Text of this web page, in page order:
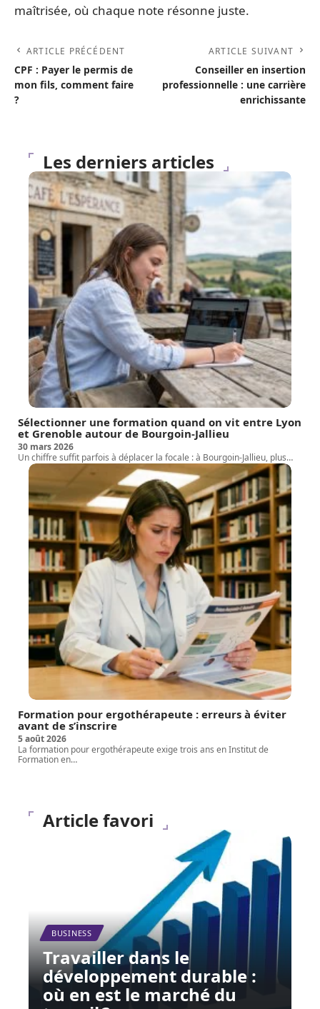
maîtrisée, où chaque note résonne juste.
ARTICLE PRÉCÉDENT
CPF : Payer le permis de
mon fils, comment faire
?
ARTICLE SUIVANT
Conseiller en insertion
professionnelle : une carrière
enrichissante
Les derniers articles
Sélectionner une formation quand on vit entre Lyon
et Grenoble autour de Bourgoin-Jallieu
30 mars 2026
Un chiffre suffit parfois à déplacer la focale : à Bourgoin-Jallieu, plus…
Formation pour ergothérapeute : erreurs à éviter
avant de s’inscrire
5 août 2026
La formation pour ergothérapeute exige trois ans en Institut de
Formation en…
Article favori
BUSINESS
Travailler dans le
développement durable :
où en est le marché du